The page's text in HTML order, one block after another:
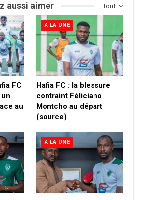
Tout
aussi aimer
FC
un
au
A LA UNE
Hafia FC : la blessure
contraint Féliciano
Montcho au départ
(source)
A LA UNE